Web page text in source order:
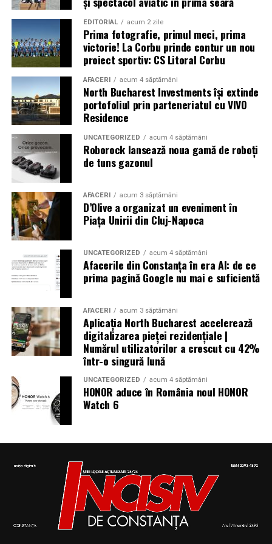
sonda nu i-au mai permis acesteia să-și încarce bateriile
solare
* Cu 6 ani în urmă (2020) a avut loc o explozie în zona
portuară a orașului Beirut, capitala Libanului. Aceasta a
fost urmată de un incendiu, câteva alte mici explozii și,
în final, de o detonație masivă, care a fost urmată de un
suflu violent. Potrivit premierului libanez, Hasan Diab,
au explodat 2.750 de tone de nitrat de amoniu
confiscate. Materialul fusese pus la păstrare într-un
depozit timp de șase ani, fără a se lua măsuri de
precauție. În urma exploziei, cel puțin 204 persoane și-
au pierdut viața, peste 6.500 au fost rănite și multe
altele au fost date dispărute. Peste 300.000 de oameni
au rămas fără locuințe în urma exploziilor devastatoare.
Autoritățile din Liban au decretat trei zile de doliu
național
Aniversări – Comemorări
– Sf. Ioan Maria Vianney, preot (Calendarul Romano-
Catolic 2026)
– 1807: S-a născut Constantin Lecca, pictor, tipograf,
editor, scriitor, traducător şi profesor; ctitorul primei
tipografii (19.IX.1837) şi al primului periodic din
în domeniul portretisticii, al picturii religioase (în stil
occidental) şi al picturii cu tematică istorică; participant
la Revoluţia Română din 1848 (m. 1887)
EDITORIAL acum 2 zile
Prima fotografie, primul meci, prima
victorie! La Corbu prinde contur un nou
proiect sportiv: CS Litoral Corbu
AFACERI acum 4 săptămâni
North Bucharest Investments își extinde
portofoliul prin parteneriatul cu VIVO
Residence
UNCATEGORIZED acum 4 săptămâni
Roborock lansează noua gamă de roboți
de tuns gazonul
AFACERI acum 3 săptămâni
D’Olive a organizat un eveniment în
Piața Unirii din Cluj-Napoca
UNCATEGORIZED acum 4 săptămâni
Afacerile din Constanța în era AI: de ce
prima pagină Google nu mai e suficientă
AFACERI acum 3 săptămâni
Aplicația North Bucharest accelerează
digitalizarea pieței rezidențiale |
Numărul utilizatorilor a crescut cu 42%
într-o singură lună
UNCATEGORIZED acum 4 săptămâni
HONOR aduce în România noul HONOR
Watch 6